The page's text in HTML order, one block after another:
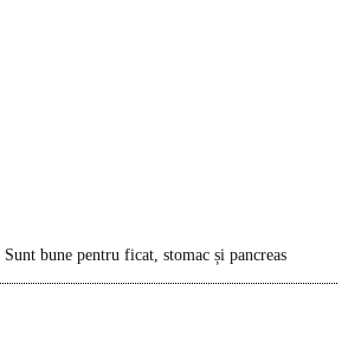
bune pentru ficat, stomac și pancreas